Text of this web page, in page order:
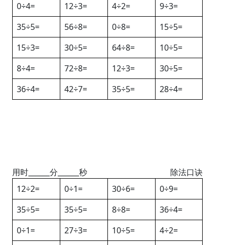
0÷4=
12÷3= 4÷2=
9÷3=
35÷5=
56÷8= 0÷8=
15÷5=
15÷3=
30÷5= 64÷8=
10÷5=
8÷4=
72÷8= 12÷3=
30÷5=
36÷4=
42÷7= 35÷5= 28÷4=
用时______分______秒
除法口诀
12÷2=
0÷1= 30÷6=
0÷9=
35÷5=
35÷5= 8÷8=
36÷4=
0÷1=
27÷3= 10÷5=
4÷2=